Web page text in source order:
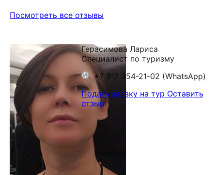
Посмотреть все отзывы
Герасимова Лариса
Специалист по туризму
+7 917 354-21-02 (WhatsApp)
Подать заявку на тур Оставить
отзыв